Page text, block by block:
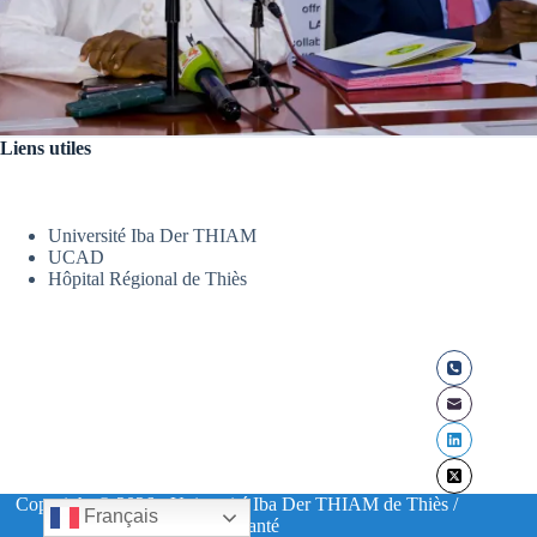
Liens utiles
Université Iba Der THIAM
UCAD
Hôpital Régional de Thiès
Copyright © 2026 - Université Iba Der THIAM de Thiès /
UFR Santé
Français